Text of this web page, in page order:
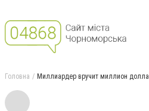
Головна Миллиардер вручит миллион